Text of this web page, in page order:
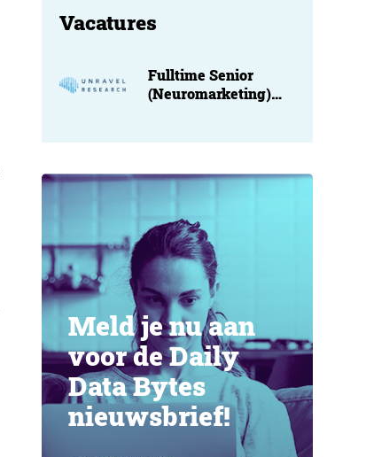
Vacatures
Fulltime Senior
(Neuromarketing)
Meld je nu aan
voor de Daily
Data Bytes
nieuwsbrief!